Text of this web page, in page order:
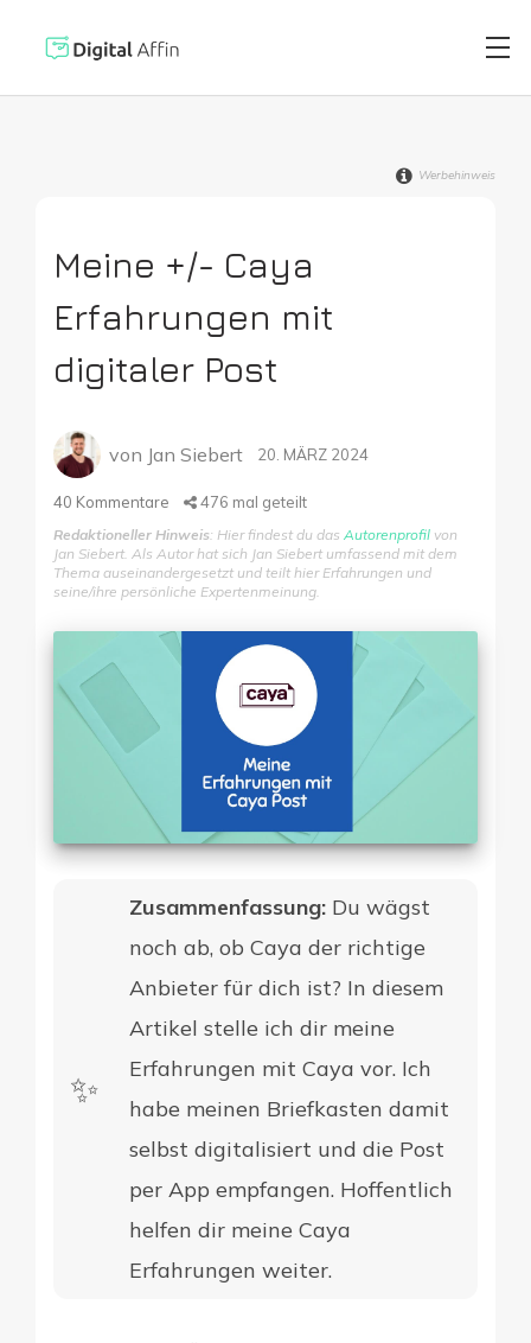
SOFTWARE-BLOG
Digitaler
Werbehinweis
Meine +/- Caya
Erfahrungen mit
digitaler Post
von Jan Siebert 20. MÄRZ 2024
40 Kommentare 476 mal geteilt
Redaktioneller Hinweis: Hier findest du das Autorenprofil von
Jan Siebert. Als Autor hat sich Jan Siebert umfassend mit dem
Thema auseinandergesetzt und teilt hier Erfahrungen und
seine/ihre persönliche Expertenmeinung.
✨​
Zusammenfassung: Du wägst
noch ab, ob Caya der richtige
Anbieter für dich ist? In diesem
Artikel stelle ich dir meine
Erfahrungen mit Caya vor. Ich
habe meinen Briefkasten damit
selbst digitalisiert und die Post
per App empfangen. Hoffentlich
helfen dir meine Caya
Erfahrungen weiter.